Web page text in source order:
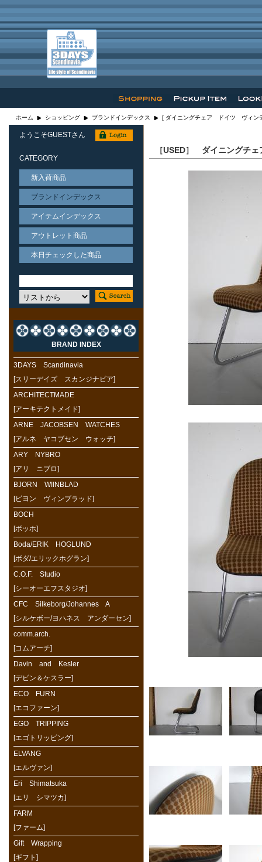
ホーム ショッピング ブランドインデックス [ ダイニングチェア ドイツ ヴィン
［USED］ ダイニングチ
ようこそGUESTさん
CATEGORY
新入荷商品
ブランドインデックス
アイテムインデックス
アウトレット商品
本日チェックした商品
BRAND INDEX
3DAYS Scandinavia
[スリーデイズ スカンジナビア]
ARCHITECTMADE
[アーキテクトメイド]
ARNE JACOBSEN WATCHES
[アルネ ヤコブセン ウォッチ]
ARY NYBRO
[アリ ニブロ]
BJORN WIINBLAD
[ビヨン ヴィンブラッド]
BOCH
[ボッホ]
Boda/ERIK HOGLUND
[ボダ/エリックホグラン]
C.O.F. Studio
[シーオーエフスタジオ]
CFC Silkeborg/Johannes A
[シルケボー/ヨハネス アンダーセン]
comm.arch.
[コムアーチ]
Davin and Kesler
[デビン＆ケスラー]
ECO FURN
[エコファーン]
EGO TRIPPING
[エゴトリッピング]
ELVANG
[エルヴァン]
Eri Shimatsuka
[エリ シマツカ]
FARM
[ファーム]
Gift Wrapping
[ギフト]